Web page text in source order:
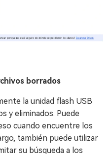
borrados
la unidad flash USB
y eliminados. Puede
cuando encuentre los
también puede utilizar
su búsqueda a los